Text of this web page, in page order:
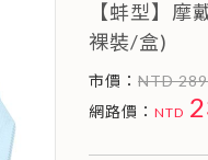
【蚌型】摩
裸裝/盒)
市價： NTD 289
網路價：